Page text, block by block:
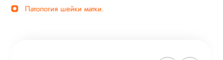
Патология шейки матки.